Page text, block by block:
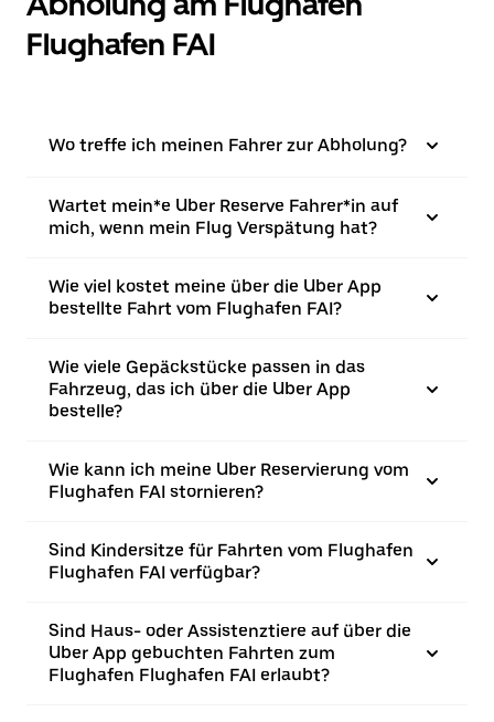
Flughafen FAI
Wo treffe ich meinen Fahrer zur Abholung?
Wartet mein*e Uber Reserve Fahrer*in auf
mich, wenn mein Flug Verspätung hat?
Wie viel kostet meine über die Uber App
bestellte Fahrt vom Flughafen FAI?
Wie viele Gepäckstücke passen in das
Fahrzeug, das ich über die Uber App
bestelle?
Wie kann ich meine Uber Reservierung vom
Flughafen FAI stornieren?
Sind Kindersitze für Fahrten vom Flughafen
Flughafen FAI verfügbar?
Sind Haus- oder Assistenztiere auf über die
Uber App gebuchten Fahrten zum
Flughafen Flughafen FAI erlaubt?